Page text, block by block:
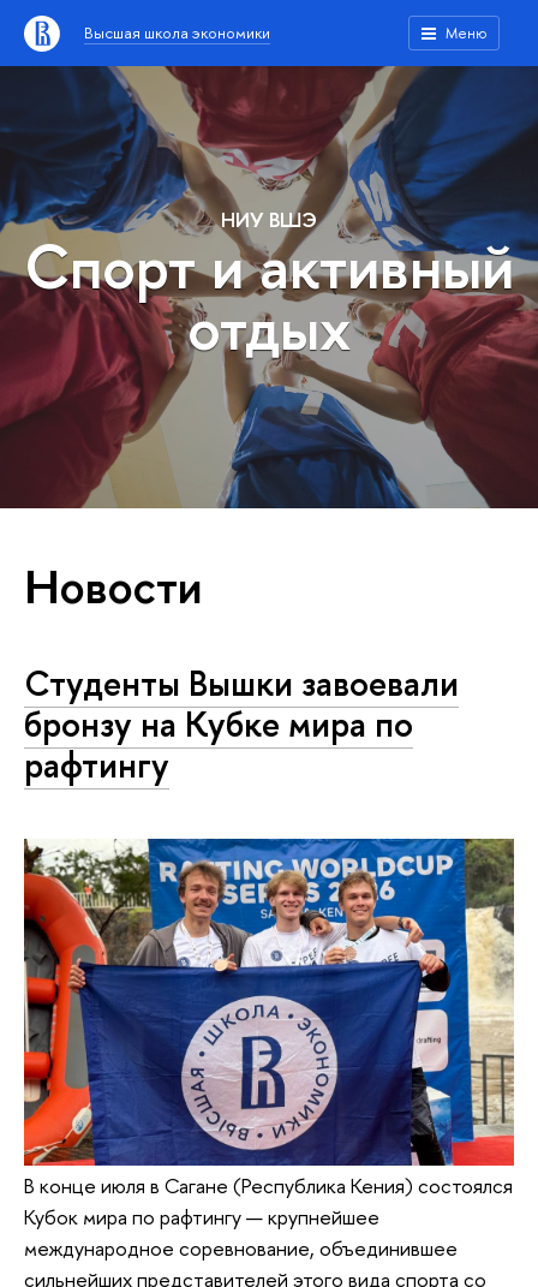
Высшая школа экономики Меню
НИУ ВШЭ
Спорт и активный
отдых
Новости
Студенты Вышки завоевали
бронзу на Кубке мира по
рафтингу
В конце июля в Сагане (Республика Кения) состоялся
Кубок мира по рафтингу — крупнейшее
международное соревнование, объединившее
сильнейших представителей этого вида спорта со